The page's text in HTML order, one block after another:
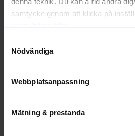
samtycke genom att klicka på
Nödvändiga
Webbplatsanpassning
Mätning & prestanda
Syster P
I lager
Andra köpte